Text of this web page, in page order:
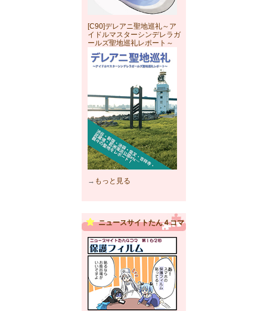
[C90]デレアニ聖地巡礼～ア
イドルマスターシンデレラガ
ールズ聖地巡礼レポート～
→ もっと見る
ニュースサイトたん４コマ